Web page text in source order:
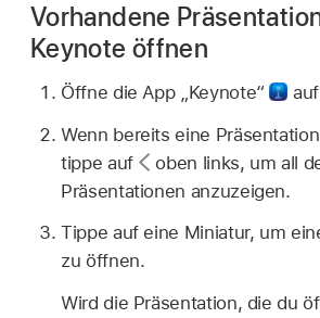
Vorhandene
Keynote öffnen
Öffne die App „Keynote“
Wenn bereits eine
tippe auf
oben links, um all
Präsentationen anzuzeigen.
Tippe auf eine Miniatur, um
zu öffnen.
Wird die Präsentation, die du